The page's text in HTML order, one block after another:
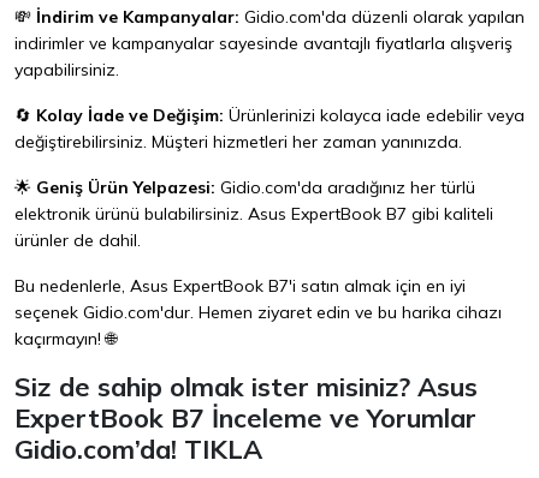
💸 İndirim ve Kampanyalar: Gidio.com'da düzenli olarak yapılan
indirimler ve kampanyalar sayesinde avantajlı fiyatlarla alışveriş
yapabilirsiniz.
🔄 Kolay İade ve Değişim: Ürünlerinizi kolayca iade edebilir veya
değiştirebilirsiniz. Müşteri hizmetleri her zaman yanınızda.
🌟 Geniş Ürün Yelpazesi: Gidio.com'da aradığınız her türlü
elektronik ürünü bulabilirsiniz. Asus ExpertBook B7 gibi kaliteli
ürünler de dahil.
Bu nedenlerle, Asus ExpertBook B7'i satın almak için en iyi
seçenek Gidio.com'dur. Hemen ziyaret edin ve bu harika cihazı
kaçırmayın! 🌐
Siz de sahip olmak ister misiniz? Asus
ExpertBook B7 İnceleme ve Yorumlar
Gidio.com’da! TIKLA